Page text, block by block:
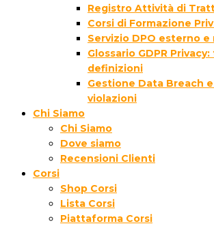
Registro Attività di
Corsi di Formazione
Servizio DPO esterno e
Glossario GDPR
definizioni
Gestione Data Breach
violazioni
Chi Siamo
Chi Siamo
Dove siamo
Recensioni Clienti
Corsi
Shop Corsi
Lista Corsi
Piattaforma Corsi